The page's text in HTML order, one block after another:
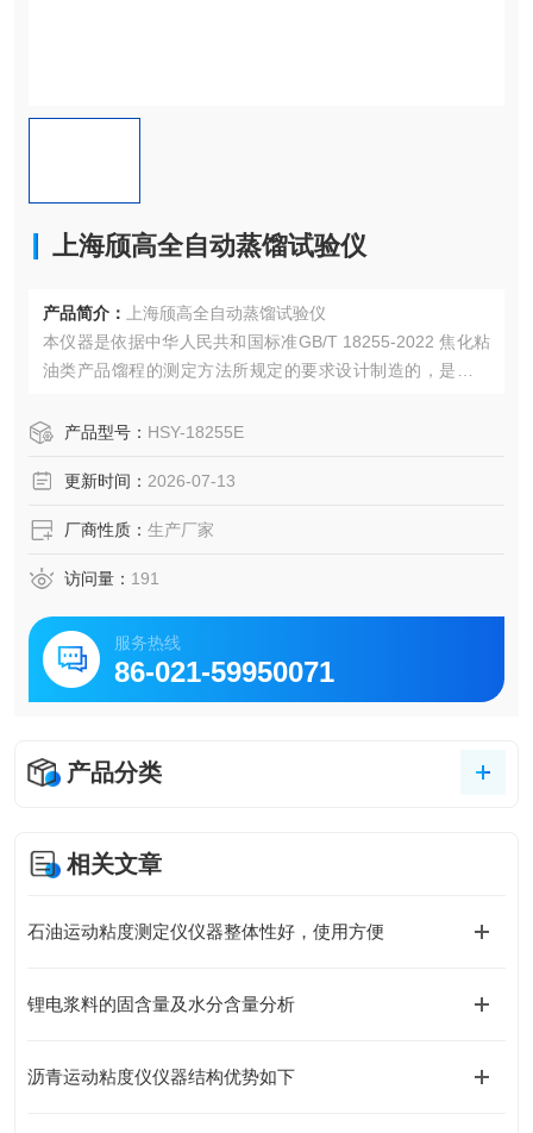
上海颀高全自动蒸馏试验仪
产品简介：
上海颀高全自动蒸馏试验仪
本仪器是依据中华人民共和国标准GB/T 18255-2022 焦化粘
油类产品馏程的测定方法所规定的要求设计制造的，是本公
木材防腐油、炭黑用焦化原料油、蒽油、燃料油等焦化粘油
产品型号： HSY-18255E
更新时间： 2026-07-13
厂商性质： 生产厂家
访问量： 191
服务热线
86-021-59950071
产品分类
相关文章
石油运动粘度测定仪仪器整体性好，使用方便
锂电浆料的固含量及水分含量分析
沥青运动粘度仪仪器结构优势如下